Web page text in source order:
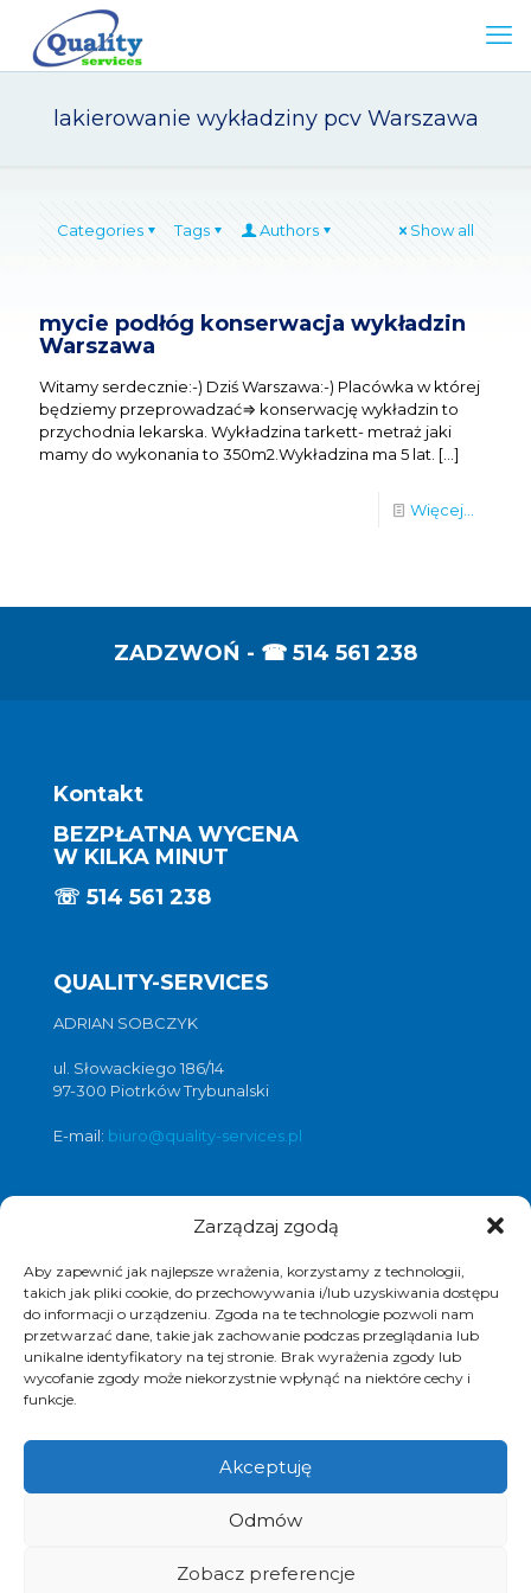
Zarządzaj zgodą
Aby zapewnić jak najlepsze wrażenia, korzystamy z technologii,
takich jak pliki cookie, do przechowywania i/lub uzyskiwania dostępu
do informacji o urządzeniu. Zgoda na te technologie pozwoli nam
przetwarzać dane, takie jak zachowanie podczas przeglądania lub
unikalne identyfikatory na tej stronie. Brak wyrażenia zgody lub
wycofanie zgody może niekorzystnie wpłynąć na niektóre cechy i
funkcje.
Akceptuję
Odmów
Zobacz preferencje
lakierowanie wykładziny pcv Warszawa
Categories Tags Authors Show all
mycie podłóg konserwacja wykładzin
Warszawa
Witamy serdecznie:-) Dziś Warszawa:-) Placówka w której
będziemy przeprowadzać⇒ konserwację wykładzin to
przychodnia lekarska. Wykładzina tarkett- metraż jaki
mamy do wykonania to 350m2.Wykładzina ma 5 lat. […]
Więcej...
ZADZWOŃ - ☎ 514 561 238
Kontakt
BEZPŁATNA WYCENA
W KILKA MINUT
☏ 514 561 238
QUALITY-SERVICES
ADRIAN SOBCZYK
ul. Słowackiego 186/14
97-300 Piotrków Trybunalski
E-mail: biuro@quality-services.pl
Oferta usług czyszczenia posadzek i
czyszczenie posadzek Warszawa,
czyszczenie posadzek Łódź,
czyszczenie posadzek Poznań,
czyszczenie posadzek Katowice,
czyszczenia obiektów, polimeryzacja posadzek.
piotrkow.pl